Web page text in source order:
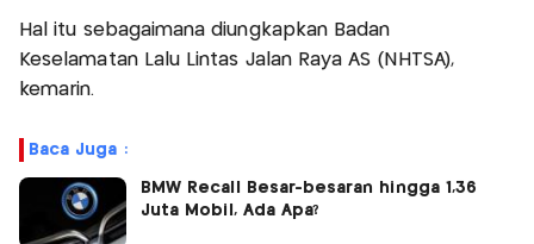
Hal itu sebagaimana diungkapkan Badan
Keselamatan Lalu Lintas Jalan Raya AS (NHTSA),
kemarin.
Baca Juga :
BMW Recall Besar-besaran hingga 1,36
Juta Mobil, Ada Apa?